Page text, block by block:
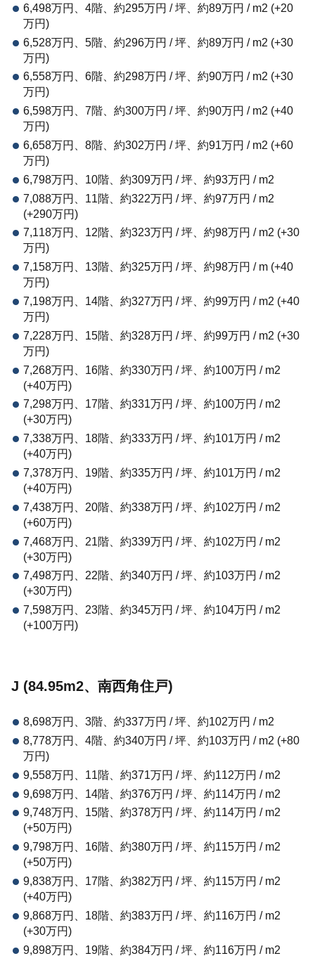
6,498万円、4階、約295万円 / 坪、約89万円 / m2 (+20
万円)
6,528万円、5階、約296万円 / 坪、約89万円 / m2 (+30
万円)
6,558万円、6階、約298万円 / 坪、約90万円 / m2 (+30
万円)
6,598万円、7階、約300万円 / 坪、約90万円 / m2 (+40
万円)
6,658万円、8階、約302万円 / 坪、約91万円 / m2 (+60
万円)
6,798万円、10階、約309万円 / 坪、約93万円 / m2
7,088万円、11階、約322万円 / 坪、約97万円 / m2
(+290万円)
7,118万円、12階、約323万円 / 坪、約98万円 / m2 (+30
万円)
7,158万円、13階、約325万円 / 坪、約98万円 / m (+40
万円)
7,198万円、14階、約327万円 / 坪、約99万円 / m2 (+40
万円)
7,228万円、15階、約328万円 / 坪、約99万円 / m2 (+30
万円)
7,268万円、16階、約330万円 / 坪、約100万円 / m2
(+40万円)
7,298万円、17階、約331万円 / 坪、約100万円 / m2
(+30万円)
7,338万円、18階、約333万円 / 坪、約101万円 / m2
(+40万円)
7,378万円、19階、約335万円 / 坪、約101万円 / m2
(+40万円)
7,438万円、20階、約338万円 / 坪、約102万円 / m2
(+60万円)
7,468万円、21階、約339万円 / 坪、約102万円 / m2
(+30万円)
7,498万円、22階、約340万円 / 坪、約103万円 / m2
(+30万円)
7,598万円、23階、約345万円 / 坪、約104万円 / m2
(+100万円)
J (84.95m2、南西角住戸)
8,698万円、3階、約337万円 / 坪、約102万円 / m2
8,778万円、4階、約340万円 / 坪、約103万円 / m2 (+80
万円)
9,558万円、11階、約371万円 / 坪、約112万円 / m2
9,698万円、14階、約376万円 / 坪、約114万円 / m2
9,748万円、15階、約378万円 / 坪、約114万円 / m2
(+50万円)
9,798万円、16階、約380万円 / 坪、約115万円 / m2
(+50万円)
9,838万円、17階、約382万円 / 坪、約115万円 / m2
(+40万円)
9,868万円、18階、約383万円 / 坪、約116万円 / m2
(+30万円)
9,898万円、19階、約384万円 / 坪、約116万円 / m2